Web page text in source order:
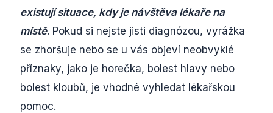
existují situace, kdy je návštěva lékaře na
místě. Pokud si nejste jisti diagnózou, vyrážka
se zhoršuje nebo se u vás objeví neobvyklé
příznaky, jako je horečka, bolest hlavy nebo
bolest kloubů, je vhodné vyhledat lékařskou
pomoc.